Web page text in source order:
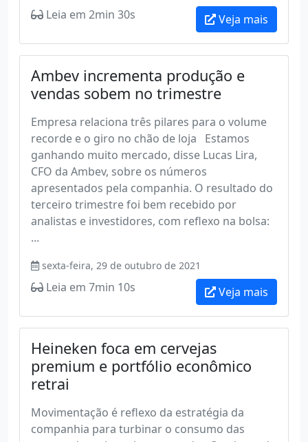
Leia em 2min 30s Veja mais
Ambev incrementa produção e
vendas sobem no trimestre
Empresa relaciona três pilares para o volume
recorde e o giro no chão de loja Estamos
ganhando muito mercado, disse Lucas Lira,
CFO da Ambev, sobre os números
apresentados pela companhia. O resultado do
terceiro trimestre foi bem recebido por
analistas e investidores, com reflexo na bolsa:
...
sexta-feira, 29 de outubro de 2021
Leia em 7min 10s Veja mais
Heineken foca em cervejas
premium e portfólio econômico
retrai
Movimentação é reflexo da estratégia da
companhia para turbinar o consumo das